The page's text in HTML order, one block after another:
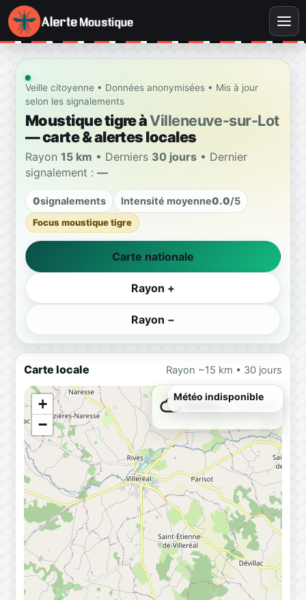
Veille citoyenne • Données anonymisées • Mis à jour
selon les signalements
Moustique tigre àVilleneuve-sur-Lot
— carte & alertes locales
Rayon 15 km • Derniers 30 jours • Dernier
signalement : —
0signalements Intensité moyenne0.0/5
Focus moustique tigre
Carte nationale
Rayon +
Rayon −
Carte locale Rayon ~15 km • 30 jours
+
−
Météo…Chargement
Météo indisponible